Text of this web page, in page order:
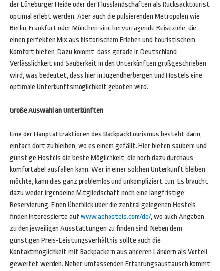
der Lüneburger Heide oder der Flusslandschaften als Rucksacktourist
optimal erlebt werden. Aber auch die pulsierenden Metropolen wie
Berlin, Frankfurt oder München sind hervorragende Reiseziele, die
einen perfekten Mix aus historischem Erleben und touristischem
Komfort bieten. Dazu kommt, dass gerade in Deutschland
Verlässlichkeit und Sauberkeit in den Unterkünften großgeschrieben
wird, was bedeutet, dass hier in Jugendherbergen und Hostels eine
optimale Unterkunftsmöglichkeit geboten wird.
Große Auswahl an Unterkünften
Eine der Hauptattraktionen des Backpacktourismus besteht darin,
einfach dort zu bleiben, wo es einem gefällt. Hier bieten saubere und
günstige Hostels die beste Möglichkeit, die noch dazu durchaus
komfortabel ausfallen kann. Wer in einer solchen Unterkunft bleiben
möchte, kann dies ganz problemlos und unkompliziert tun. Es braucht
dazu weder irgendeine Mitgliedschaft noch eine langfristige
Reservierung. Einen Überblick über die zentral gelegenen Hostels
finden Interessierte aufwww.aohostels.com/de/, wo auch Angaben
zu den jeweiligen Ausstattungen zu finden sind. Neben dem
günstigen Preis-Leistungsverhältnis sollte auch die
Kontaktmöglichkeit mit Backpackern aus anderen Ländern als Vorteil
gewertet werden. Neben umfassenden Erfahrungsaustausch kommt